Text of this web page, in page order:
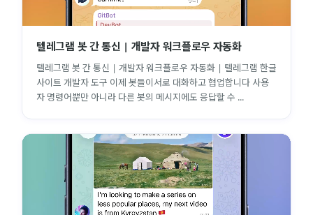
텔레그램 봇 간 통신 | 개발자 워크플로우 자동화
텔레그램 봇 간 통신 | 개발자 워크플로우 자동화 | 텔레그램 한글
사이트 개발자 도구 이제 봇들이서로 대화하고 협업합니다 사용
자 명령어뿐만 아니라 다른 봇의 메시지에도 응답할 수 ...